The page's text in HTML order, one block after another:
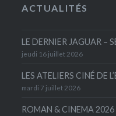
ACTUALITÉS
LE DERNIER JAGUAR –
jeudi 16 juillet 2026
LES ATELIERS CINÉ DE
mardi 7 juillet 2026
ROMAN & CINEMA 2026